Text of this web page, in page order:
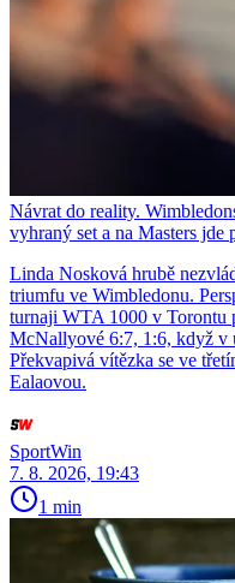
Návrat do reality.
vyhraný set a na Masters jde
Linda Nosková hrubě
triumfu ve Wimbledonu.
turnaji WTA 1000 v Torontu
McNallyové 6:7, 1:6, když v
Překvapivá vítězka se ve
Ealaovou.
SportWin
7. 8. 2026, 19:43
1 min